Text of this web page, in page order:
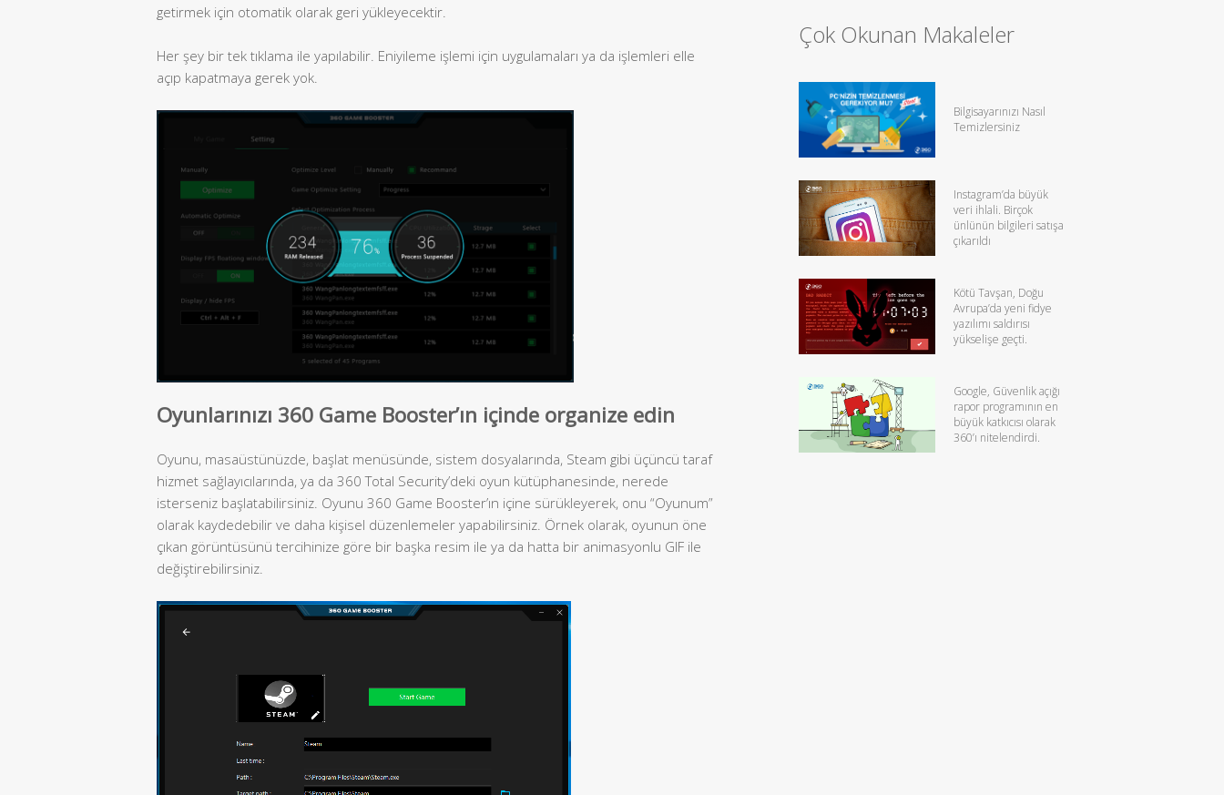
getirmek için otomatik olarak geri yükleyecektir.
Her şey bir tek tıklama ile yapılabilir. Eniyileme işlemi için uygulamaları ya da işlemleri elle
açıp kapatmaya gerek yok.
Oyunlarınızı 360 Game Booster’ın içinde organize edin
Oyunu, masaüstünüzde, başlat menüsünde, sistem dosyalarında, Steam gibi üçüncü taraf
hizmet sağlayıcılarında, ya da 360 Total Security’deki oyun kütüphanesinde, nerede
isterseniz başlatabilirsiniz. Oyunu 360 Game Booster’ın içine sürükleyerek, onu “Oyunum”
olarak kaydedebilir ve daha kişisel düzenlemeler yapabilirsiniz. Örnek olarak, oyunun öne
çıkan görüntüsünü tercihinize göre bir başka resim ile ya da hatta bir animasyonlu GIF ile
değiştirebilirsiniz.
Çok Okunan Makaleler
Bilgisayarınızı Nasıl
Temizlersiniz
Instagram’da büyük
veri ihlali. Birçok
ünlünün bilgileri satışa
çıkarıldı
Kötü Tavşan, Doğu
Avrupa’da yeni fidye
yazılımı saldırısı
yükselişe geçti.
Google, Güvenlik açığı
rapor programının en
büyük katkıcısı olarak
360’ı nitelendirdi.